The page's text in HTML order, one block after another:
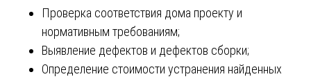
Проверка соответствия дома проекту и
нормативным требованиям;
Выявление дефектов и дефектов сборки;
Определение стоимости устранения найденных